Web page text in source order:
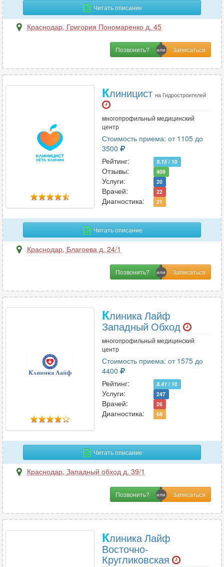
Пластическая хирургия
Проктология 19
Профпатология
27
Психология 39
Психотерапия
Реабилитация
Рентгенология
Репродуктология
Рефлексотерапия 23
4
Спортивная медицина 6
Трансфузиология
Трихология
У
60
29
Читать описание
Краснодар, Григория Пономаренко д. 45
Позвонить?
Клиницист на Гидростроителей
многопрофильный медицинский
центр
Стоимость приема: от 1105 до
3500
Рейтинг:
9.15/ 10
Отзывы: 409
Услуги: 20
Врачей: 22
Диагностика: 21
Читать описание
Краснодар, Благоева д. 24/1
Позвонить?
Клиника Лайф
Западный Обход
многопрофильный медицинский
центр
Стоимость приема: от 1575 до
4400
Рейтинг:
8.41 / 10
Услуги: 247
Врачей: 26
Диагностика: 68
Читать описание
Краснодар, Западный обход д. 39/1
Позвонить?
Клиника Лайф
Восточно-
Кругликовская